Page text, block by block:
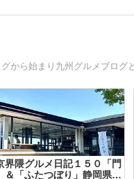
から始まり九州グルメブログ
界隈グルメ日記１５０「門
＆「ふたつぼり」静岡県伊